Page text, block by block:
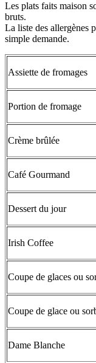
Les plats faits maison
bruts.
La liste des allergènes
simple demande.
Assiette de fromages
Portion de fromage
Crème brûlée
Café Gourmand
Dessert du jour
Irish Coffee
Coupe de glaces ou
Coupe de glace ou
Dame Blanche